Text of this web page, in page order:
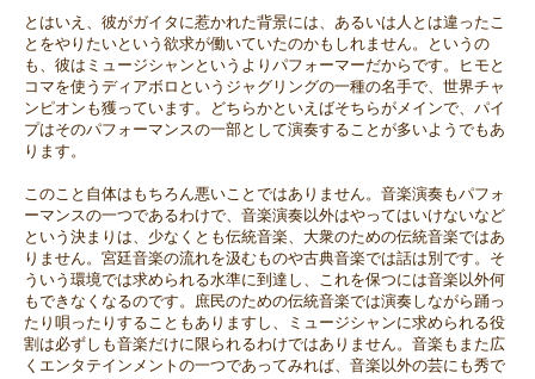
とはいえ、彼がガイタに惹かれた背景には、あるいは人とは違ったこ
とをやりたいという欲求が働いていたのかもしれません。というの
も、彼はミュージシャンというよりパフォーマーだからです。ヒモと
コマを使うディアボロというジャグリングの一種の名手で、世界チャ
ンピオンも獲っています。どちらかといえばそちらがメインで、パイ
プはそのパフォーマンスの一部として演奏することが多いようでもあ
ります。
このこと自体はもちろん悪いことではありません。音楽演奏もパフォ
ーマンスの一つであるわけで、音楽演奏以外はやってはいけないなど
という決まりは、少なくとも伝統音楽、大衆のための伝統音楽ではあ
りません。宮廷音楽の流れを汲むものや古典音楽では話は別です。そ
ういう環境では求められる水準に到達し、これを保つには音楽以外何
もできなくなるのです。庶民のための伝統音楽では演奏しながら踊っ
たり唄ったりすることもありますし、ミュージシャンに求められる役
割は必ずしも音楽だけに限られるわけではありません。音楽もまた広
くエンタテインメントの一つであってみれば、音楽以外の芸にも秀で